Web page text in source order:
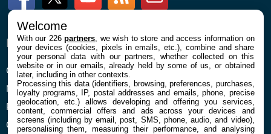
ENTREPRISE
Confidentialité et Cookies
Mentions légales et CGU
Préférences Cookies
Qui sommes nous
À PROPOS
Contact
Welcome
With our 226partners , we wish to store and access information on
your devices (cookies, pixels in emails, etc.), combine and share
your personal data with our partners, whether collected on this
website or in our emails, already held by some of us, or obtained
later, including in other contexts.
Processing this data (identifiers, browsing, preferences, purchases,
loyalty programs, IP, postal addresses and emails, phone, precise
geolocation, etc.) allows developing and offering you services,
content, commercial offers and ads across your devices and
screens (including by email, post, SMS, phone, audio, and video),
personalising them, measuring their performance, and analysing